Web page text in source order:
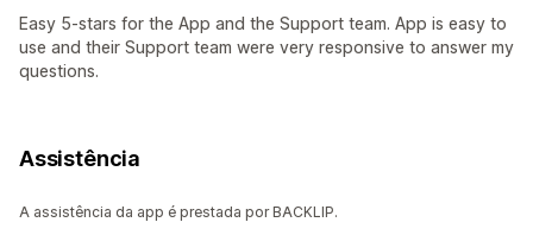
Easy 5-stars for the App and the Support team. App is easy to
use and their Support team were very responsive to answer my
questions.
Assistência
A assistência da app é prestada por BACKLIP.